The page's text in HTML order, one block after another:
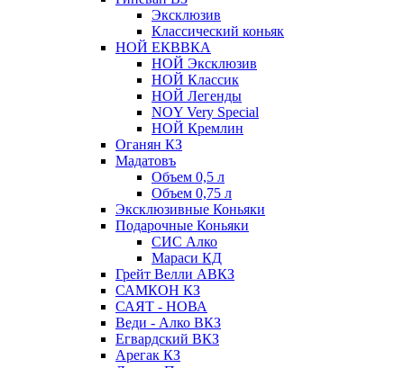
Эксклюзив
Классический коньяк
НОЙ ЕКВВКА
НОЙ Эксклюзив
НОЙ Классик
НОЙ Легенды
NOY Very Speсial
НОЙ Кремлин
Оганян КЗ
Мадатовъ
Объем 0,5 л
Объем 0,75 л
Эксклюзивные Коньяки
Подарочные Коньяки
СИС Алко
Мараси КД
Грейт Велли АВКЗ
САМКОН КЗ
САЯТ - НОВА
Веди - Алко ВКЗ
Егвардский ВКЗ
Арегак КЗ